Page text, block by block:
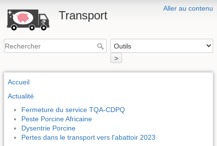
Aller au contenu
Transport
>
Accueil
Actualité
Fermeture du service TQA-CDPQ
Peste Porcine Africaine
Dysentrie Porcine
Pertes dans le transport vers l'abattoir 2023